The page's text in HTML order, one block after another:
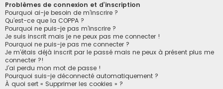
h
Problèmes de connexion et d’inscription
Pourquoi ai-je besoin de m’inscrire ?
Qu’est-ce que la COPPA ?
Pourquoi ne puis-je pas m’inscrire ?
Je suis inscrit mais je ne peux pas me connecter !
Pourquoi ne puis-je pas me connecter ?
Je m’étais déjà inscrit par le passé mais ne peux à présent plus me
connecter ?!
J’ai perdu mon mot de passe !
Pourquoi suis-je déconnecté automatiquement ?
À quoi sert « Supprimer les cookies » ?